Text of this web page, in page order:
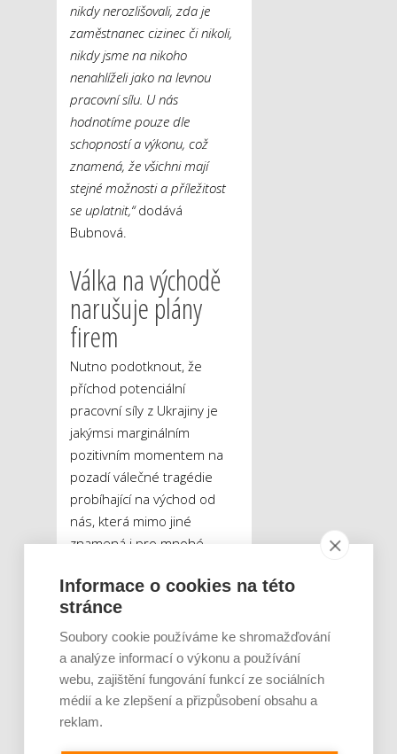
nikdy nerozlišovali, zda je
zaměstnanec cizinec či nikoli,
nikdy jsme na nikoho
nenahlíželi jako na levnou
pracovní sílu. U nás
hodnotíme pouze dle
schopností a výkonu, což
znamená, že všichni mají
stejné možnosti a příležitost
se uplatnit,“dodává
Bubnová.
Válka na východě
narušuje plány
firem
Nutno podotknout, že
příchod potenciální
pracovní síly z Ukrajiny je
jakýmsi marginálním
pozitivním momentem na
pozadí válečné tragédie
probíhající na východ od
nás, která mimo jiné
znamená i pro mnohé
tamních aktivit. Podle
průzkumu Hofmann
Personal se válka na
Ukrajině negativně dotkne
až 72 % dotázaných
podniků, přičemž pouze
9 % společností tvrdí, že na
Informace o cookies na této
stránce
Soubory cookie používáme ke shromažďování
a analýze informací o výkonu a používání
webu, zajištění fungování funkcí ze sociálních
médií a ke zlepšení a přizpůsobení obsahu a
reklam.